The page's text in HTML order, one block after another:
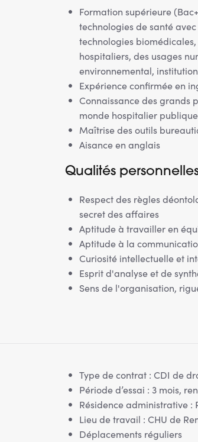
Formation supérieure
technologies de santé
technologies
hospitaliers, des usages
environnemental,
Expérience confirmée en
Connaissance des grands
monde hospitalier publique
Maîtrise des outils
Aisance en anglais
Qualités
Respect des règles
secret des affaires
Aptitude à travailler en
Aptitude à la
Curiosité intellectuelle et
Esprit d'analyse et de
Sens de l'organisation,
Type de contrat : CDI de
Période d’essai : 3 mois,
Résidence administrative
Lieu de travail : CHU de
Déplacements réguliers